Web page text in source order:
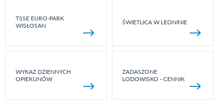
TSSE EURO-PARK
WISŁOSAN
ŚWIETLICA W LEONINIE
WYKAZ DZIENNYCH
OPIEKUNÓW
ZADASZONE
LODOWISKO - CENNIK